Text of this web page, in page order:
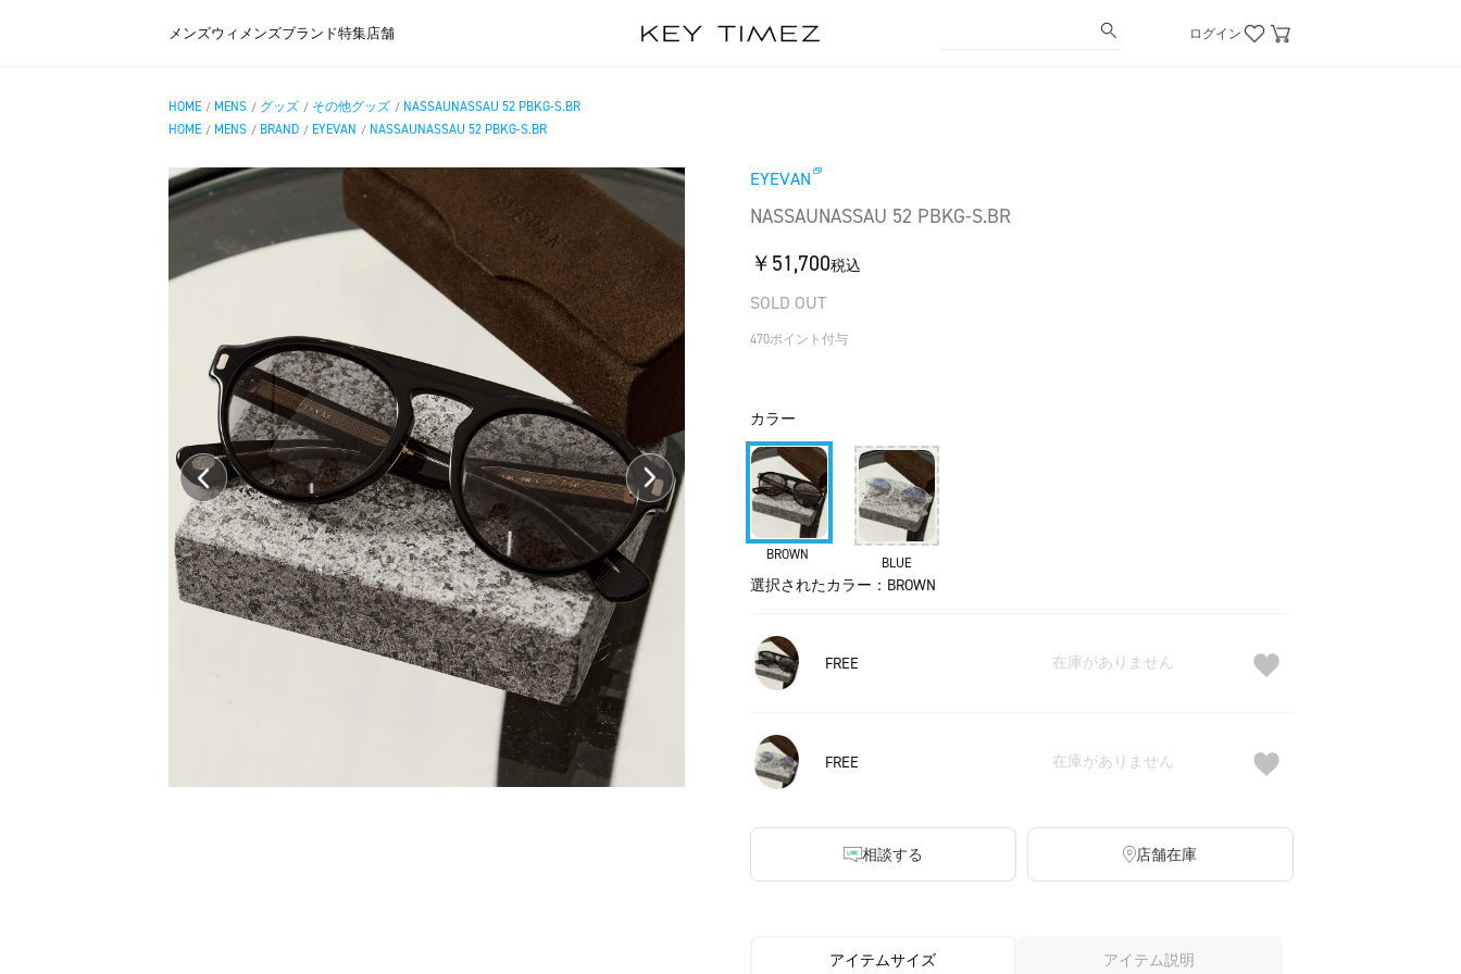
メンズウィメンズブランド特集店舗 ログイン
HOME / MENS / グッズ / その他グッズ / NASSAUNASSAU 52 PBKG-S.BR
HOME / MENS / BRAND / EYEVAN / NASSAUNASSAU 52 PBKG-S.BR
EYEVAN
NASSAUNASSAU 52 PBKG-S.BR
￥51,700税込
SOLD OUT
470ポイント付与
カラー
BROWN BLUE
選択されたカラー：BROWN
FREE 在庫がありません
FREE 在庫がありません
相談する 店舗在庫
アイテムサイズ アイテム説明